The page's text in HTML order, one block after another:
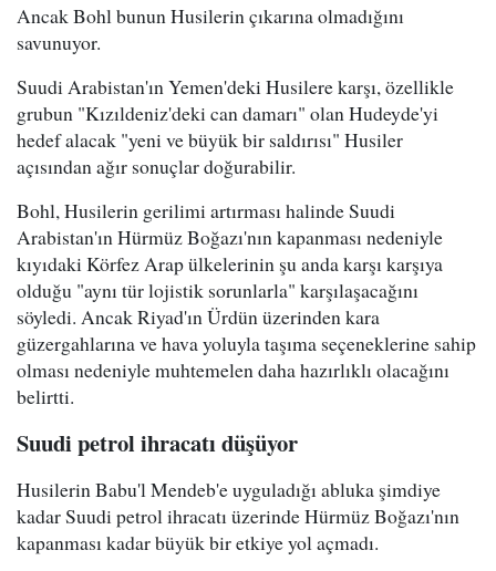
Ancak Bohl bunun Husilerin çıkarına olmadığını
savunuyor.
Suudi Arabistan'ın Yemen'deki Husilere karşı, özellikle
grubun "Kızıldeniz'deki can damarı" olan Hudeyde'yi
hedef alacak "yeni ve büyük bir saldırısı" Husiler
açısından ağır sonuçlar doğurabilir.
Bohl, Husilerin gerilimi artırması halinde Suudi
Arabistan'ın Hürmüz Boğazı'nın kapanması nedeniyle
kıyıdaki Körfez Arap ülkelerinin şu anda karşı karşıya
olduğu "aynı tür lojistik sorunlarla" karşılaşacağını
söyledi. Ancak Riyad'ın Ürdün üzerinden kara
güzergahlarına ve hava yoluyla taşıma seçeneklerine sahip
olması nedeniyle muhtemelen daha hazırlıklı olacağını
belirtti.
Suudi petrol ihracatı düşüyor
Husilerin Babu'l Mendeb'e uyguladığı abluka şimdiye
kadar Suudi petrol ihracatı üzerinde Hürmüz Boğazı'nın
kapanması kadar büyük bir etkiye yol açmadı.